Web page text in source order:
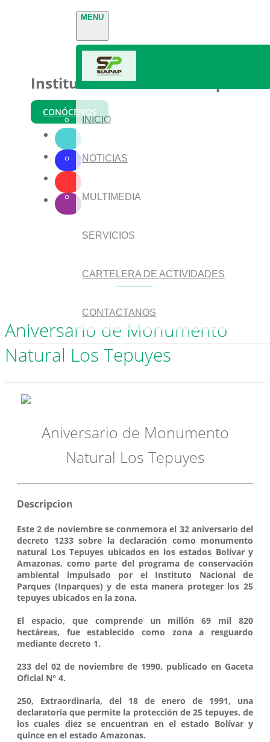
MENU
INICIO
NOTICIAS
MULTIMEDIA
SERVICIOS
CARTELERA DE ACTIVIDADES
CONTACTANOS
Instituto Nacional de Parques
CONÓCENOS
Aniversario de Monumento
Natural Los Tepuyes
Aniversario de Monumento
Natural Los Tepuyes
Descripcion
Este 2 de noviembre se conmemora el 32 aniversario del
decreto 1233 sobre la declaración como monumento
natural Los Tepuyes ubicados en los estados Bolívar y
Amazonas, como parte del programa de conservación
ambiental impulsado por el Instituto Nacional de
Parques (Inparques) y de esta manera proteger los 25
tepuyes ubicados en la zona.
El espacio, que comprende un millón 69 mil 820
hectáreas, fue establecido como zona a resguardo
mediante decreto 1.
233 del 02 de noviembre de 1990, publicado en Gaceta
Oficial N° 4.
250, Extraordinaria, del 18 de enero de 1991, una
declaratoria que permite la protección de 25 tepuyes, de
los cuales diez se encuentran en el estado Bolívar y
quince en el estado Amazonas.